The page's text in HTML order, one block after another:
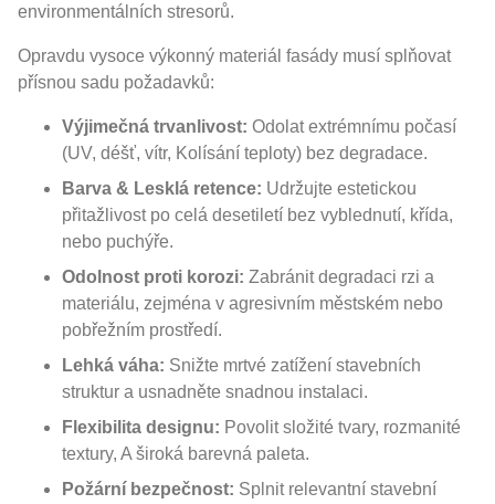
environmentálních stresorů.
Opravdu vysoce výkonný materiál fasády musí splňovat
přísnou sadu požadavků:
Výjimečná trvanlivost: Odolat extrémnímu počasí
(UV, déšť, vítr, Kolísání teploty) bez degradace.
Barva & Lesklá retence: Udržujte estetickou
přitažlivost po celá desetiletí bez vyblednutí, křída,
nebo puchýře.
Odolnost proti korozi: Zabránit degradaci rzi a
materiálu, zejména v agresivním městském nebo
pobřežním prostředí.
Lehká váha: Snižte mrtvé zatížení stavebních
struktur a usnadněte snadnou instalaci.
Flexibilita designu: Povolit složité tvary, rozmanité
textury, A široká barevná paleta.
Požární bezpečnost: Splnit relevantní stavební